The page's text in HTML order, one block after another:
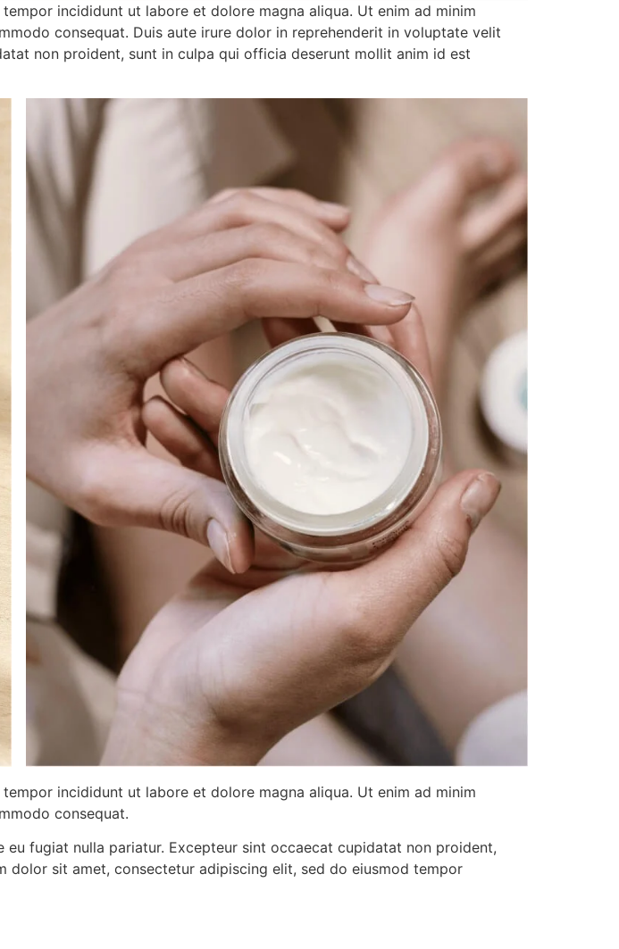
incididunt ut labore et dolore magna aliqua. Ut enim ad minim
consequat. Duis aute irure dolor in reprehenderit in voluptate velit
non proident, sunt in culpa qui officia deserunt mollit anim id est
incididunt ut labore et dolore magna aliqua. Ut enim ad minim
consequat.
fugiat nulla pariatur. Excepteur sint occaecat cupidatat non proident,
sit amet, consectetur adipiscing elit, sed do eiusmod tempor